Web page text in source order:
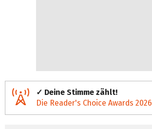
✓ Deine Stimme zählt!
Die Reader's Choice Awards 2026